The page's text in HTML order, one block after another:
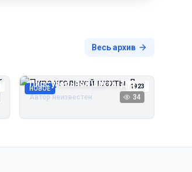
Весь архив
НОВОЕ 1923
Пирс угольной шахты Дуэ
Автор неизвестен 34